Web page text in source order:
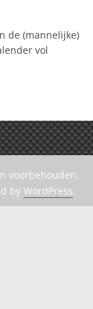
de (mannelijke)
vol
voorbehouden.
by WordPress.